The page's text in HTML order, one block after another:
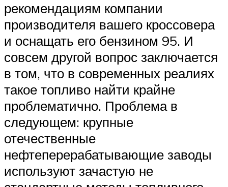
рекомендациям компании
производителя вашего кроссовера
и оснащать его бензином 95. И
совсем другой вопрос заключается
в том, что в современных реалиях
такое топливо найти крайне
проблематично. Проблема в
следующем: крупные
отечественные
нефтеперерабатывающие заводы
используют зачастую не